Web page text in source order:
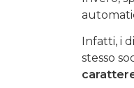
Infatti, i
stesso